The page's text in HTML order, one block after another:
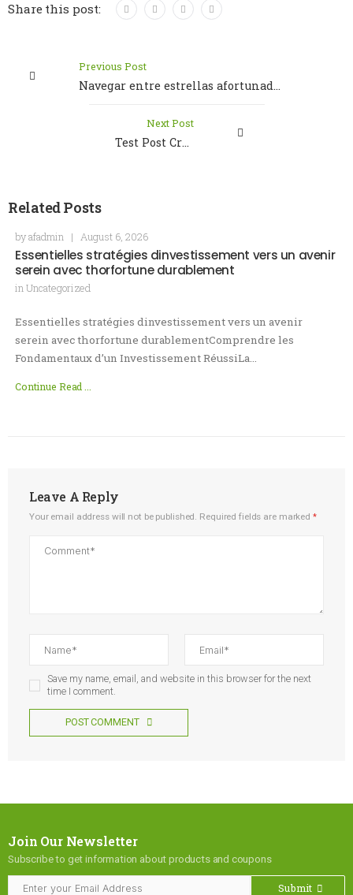
Share this post:
Previous Post
Navegar entre estrellas afortunadas nunca fue tan sencillo en la web de Cerro Colorado
Next Post
Test Post Created
Related Posts
byafadmin | August 6, 2026
Essentielles stratégies dinvestissement vers un avenir
serein avec thorfortune durablement
inUncategorized
Essentielles stratégies dinvestissement vers un avenir
serein avec thorfortune durablementComprendre les
Fondamentaux d’un Investissement RéussiLa…
Continue Read ...
Leave A Reply
Your email address will not be published. Required fields are marked *
Save my name, email, and website in this browser for the next
time I comment.
POST COMMENT
Join Our Newsletter
Subscribe to get information about products and coupons
Submit